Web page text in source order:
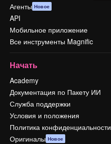
Агенты Новое
API
Мобильное приложение
Все инструменты Magnific
Начать
Academy
Документация по Пакету ИИ
Служба поддержки
Условия и положения
Политика конфиденциальности
Оригиналы Новое